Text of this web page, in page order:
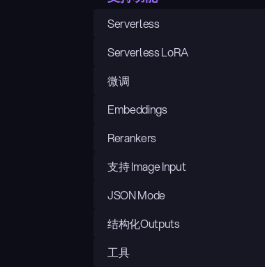
Serverless
Serverless LoRA
微调
Embeddings
Rerankers
支持 Image Input
JSON Mode
结构化Outputs
工具